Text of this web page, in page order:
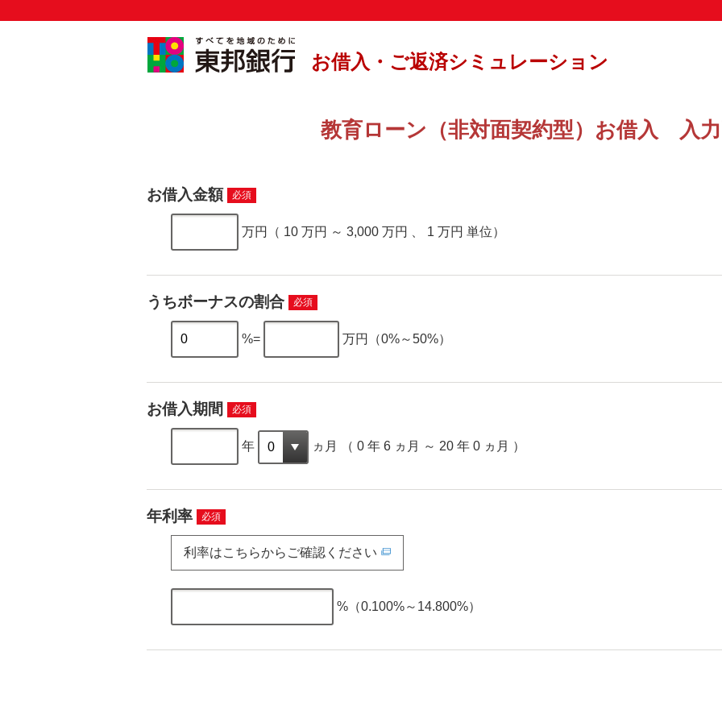
お借入・ご返済シミュレーション
教育ローン（非対面契約型）お借入 入
お借入金額 必須
万円（ 10 万円 ～ 3,000 万円 、 1 万円 単位）
うちボーナスの割合 必須
%= 万円（0%～50%）
お借入期間 必須
年 ヵ月 （ 0 年 6 ヵ月 ～ 20 年 0 ヵ月 ）
年利率 必須
利率はこちらからご確認ください
%（0.100%～14.800%）